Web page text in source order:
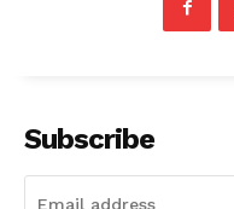
Subscribe